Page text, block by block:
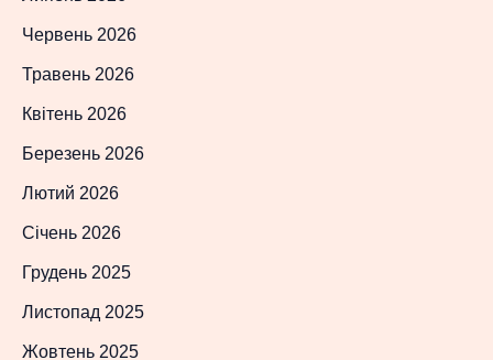
Червень 2026
Травень 2026
Квітень 2026
Березень 2026
Лютий 2026
Січень 2026
Грудень 2025
Листопад 2025
Жовтень 2025